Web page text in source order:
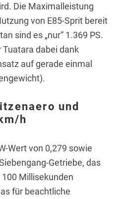
Die Maximalleistung
von E85-Sprit bereit
sind es „nur“ 1.369 PS.
Tuatara dabei dank
auf gerade einmal
und
h
Wert von 0,279 sowie
Getriebe, das
Millisekunden
für beachtliche